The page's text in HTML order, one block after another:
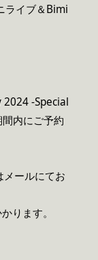
ライブ＆Bimi
2024 -Special
内にご予約
ールにてお
ります。